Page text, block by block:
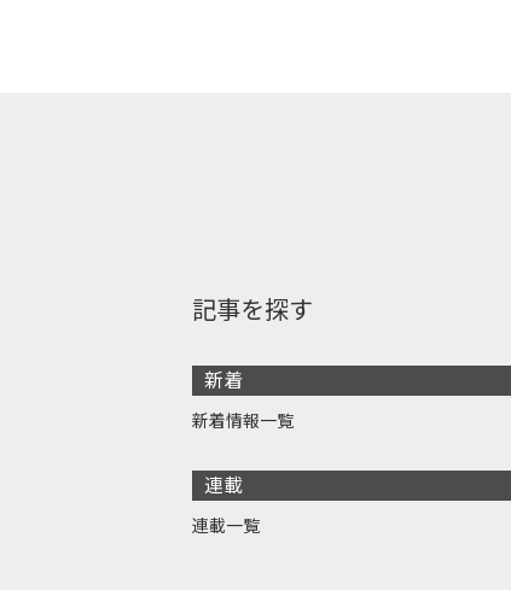
記事を探す
新着
新着情報一覧
連載
連載一覧